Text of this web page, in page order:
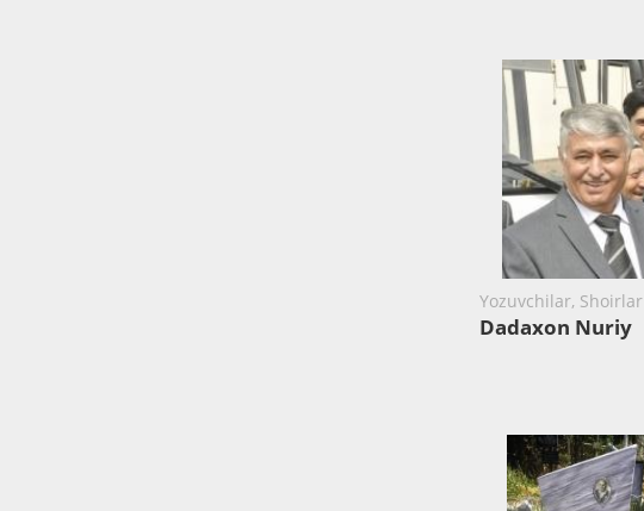
Yozuvchilar, Shoirlar
Dadaxon Nuriy